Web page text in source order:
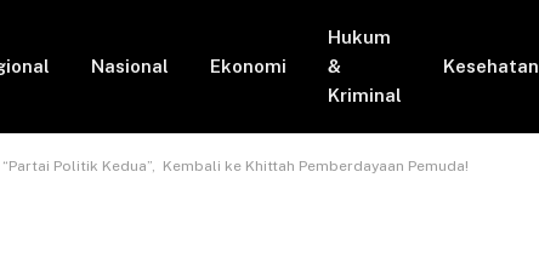
Nasional Ekonomi
Hukum
&
Kriminal
Kesehatan
Politik Kedua”, Kembali ke Khittah Pemberdayaan Pemuda!